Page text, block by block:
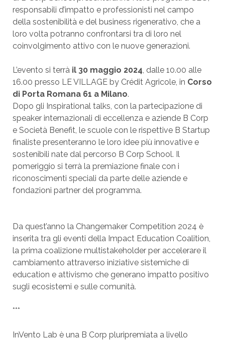
responsabili d’impatto e professionisti nel campo
della sostenibilità e del business rigenerativo, che a
loro volta potranno confrontarsi tra di loro nel
coinvolgimento attivo con le nuove generazioni.
L’evento si terrà il 30 maggio 2024, dalle 10.00 alle
16.00 presso LE VILLAGE by Crédit Agricole, in Corso
di Porta Romana 61 a Milano.
Dopo gli Inspirational talks, con la partecipazione di
speaker internazionali di eccellenza e aziende B Corp
e Società Benefit, le scuole con le rispettive B Startup
finaliste presenteranno le loro idee più innovative e
sostenibili nate dal percorso B Corp School. Il
pomeriggio si terrà la premiazione finale con i
riconoscimenti speciali da parte delle aziende e
fondazioni partner del programma.
Da quest’anno la Changemaker Competition 2024 è
inserita tra gli eventi della Impact Education Coalition,
la prima coalizione multistakeholder per accelerare il
cambiamento attraverso iniziative sistemiche di
education e attivismo che generano impatto positivo
sugli ecosistemi e sulle comunità.
***
InVento Lab è una B Corp pluripremiata a livello